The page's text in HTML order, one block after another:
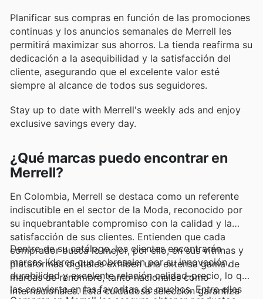
Planificar sus compras en función de las promociones
continuas y los anuncios semanales de Merrell les
permitirá maximizar sus ahorros. La tienda reafirma su
dedicación a la asequibilidad y la satisfacción del
cliente, asegurando que el excelente valor esté
siempre al alcance de todos sus seguidores.
Stay up to date with Merrell's weekly ads and enjoy
exclusive savings every day.
¿Qué marcas puedo encontrar en
Merrell?
En Colombia, Merrell se destaca como un referente
indiscutible en el sector de la Moda, reconocido por
su inquebrantable compromiso con la calidad y la
satisfacción de sus clientes. Entienden que cada
comprador busca lo mejor, por ello, en sus vitrinas y
plataformas digitales exhiben una extensa gama de
marcas de renombre, tanto nacionales como
internacionales. Esta cuidadosa selección garantiza
Dentro de su catálogo, los clientes encontrarán
marcas líderes que sobresalen por su innovación,
durabilidad y excelente relación calidad-precio, lo que
las convierte en las favoritas de muchos. Entre ellas